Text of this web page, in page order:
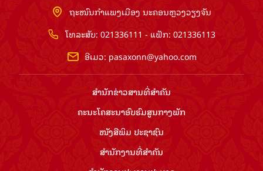
ຖະໜົນກຳແພງເມືອງ ນະຄອນຫຼວງວຽງຈັນ
ໂທລະສັບ: 021336111 - ແຟັກ: 021336113
ອີເມວ: pasaxonn@yahoo.com
ສຳ​ນັກ​ຂ່າວ​ສານ​ທີ່​ສຳ​ຄັນ​
ຄະນະໂຄສະນາອົບຮົມ​ສູນ​ກາງ​ພັກ
ໜັງສືພິມ ປະ​ຊາ​ຊົນ
ສຳ​ນັກ​ງານ​ທີ່​ສຳ​ຄັນ